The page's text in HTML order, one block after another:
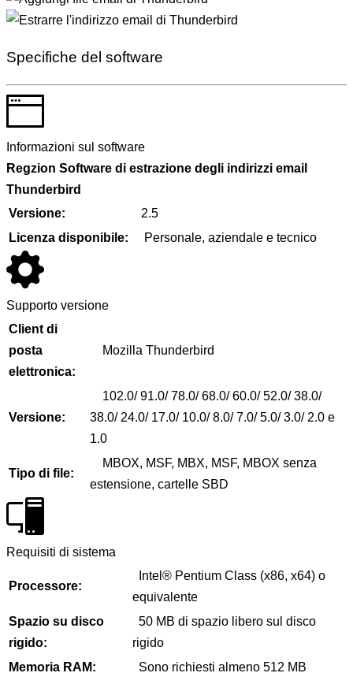
Specifiche del software
Informazioni sul software
Regzion Software di estrazione degli indirizzi email
Thunderbird
Versione:
2.5
Licenza disponibile:
Personale, aziendale e tecnico
Supporto versione
Client di
posta
elettronica:
Mozilla Thunderbird
Versione:
102.0/ 91.0/ 78.0/ 68.0/ 60.0/ 52.0/ 38.0/
38.0/ 24.0/ 17.0/ 10.0/ 8.0/ 7.0/ 5.0/ 3.0/ 2.0 e
1.0
Tipo di file:
MBOX, MSF, MBX, MSF, MBOX senza
estensione, cartelle SBD
Requisiti di sistema
Processore:
Intel® Pentium Class (x86, x64) o
equivalente
Spazio su disco
rigido:
50 MB di spazio libero sul disco
rigido
Memoria RAM:
Sono richiesti almeno 512 MB